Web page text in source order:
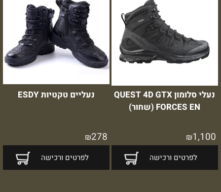
נעלי סלומון QUEST 4D GTX
FORCES EN (שחור)
₪1,100
לפרטים ורכישה
נעליים טקטיות ESDY
₪278
לפרטים ורכישה